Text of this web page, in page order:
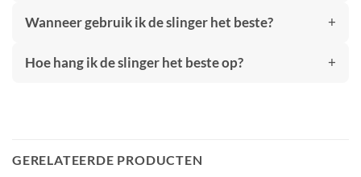
Wanneer gebruik ik de slinger het beste?
Hoe hang ik de slinger het beste op?
GERELATEERDE PRODUCTEN